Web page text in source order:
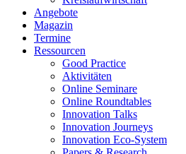
Angebote
Magazin
Termine
Ressourcen
Good Practice
Aktivitäten
Online Seminare
Online Roundtables
Innovation Talks
Innovation Journeys
Innovation Eco-System